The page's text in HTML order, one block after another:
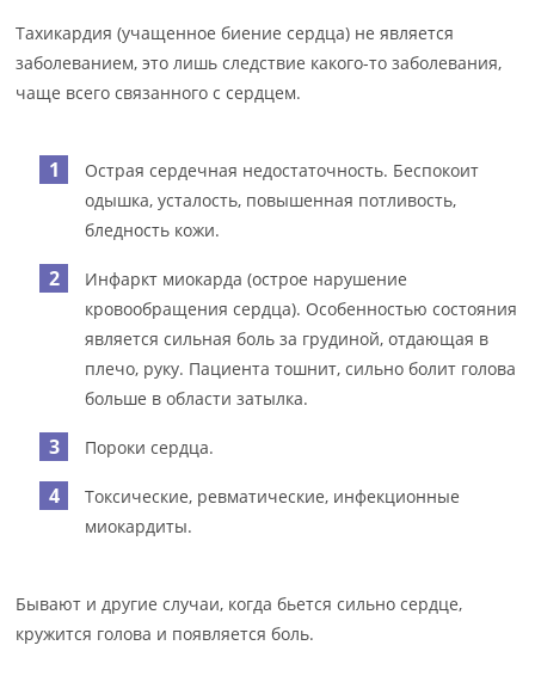
Тахикардия (учащенное биение сердца) не является
заболеванием, это лишь следствие какого-то заболевания,
чаще всего связанного с сердцем.
Острая сердечная недостаточность. Беспокоит
одышка, усталость, повышенная потливость,
бледность кожи.
Инфаркт миокарда (острое нарушение
кровообращения сердца). Особенностью состояния
является сильная боль за грудиной, отдающая в
плечо, руку. Пациента тошнит, сильно болит голова
больше в области затылка.
Пороки сердца.
Токсические, ревматические, инфекционные
миокардиты.
Бывают и другие случаи, когда бьется сильно сердце,
кружится голова и появляется боль.